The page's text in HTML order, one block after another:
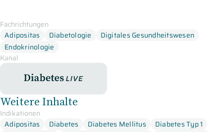
In dieser Online-Fortbildung der DiabetesLive-Sendereihe für
Sie im Studio:
Prof. Dr. med. Thomas Forst
aus
mit dem ThemaInsuline und Technologie.
Forst mit der Vorstellung der ONWORDS 3-Studie und zeigt
entsprechende Grafiken zur einmal wöchentlichen
Anwendung von Icodec im Vergleich zu Degludec bei
insulinnaiven Patienten mit Diabetes mellitus Typ 2. Im
Fachrichtungen
Adipositas
Diabetologie
Digitales Gesundheitswesen
Endokrinologie
Kanal
DiabetesLive
Weitere Inhalte
Indikationen
Adipositas
Diabetes Diabetes Mellitus
Diabetes Typ 1